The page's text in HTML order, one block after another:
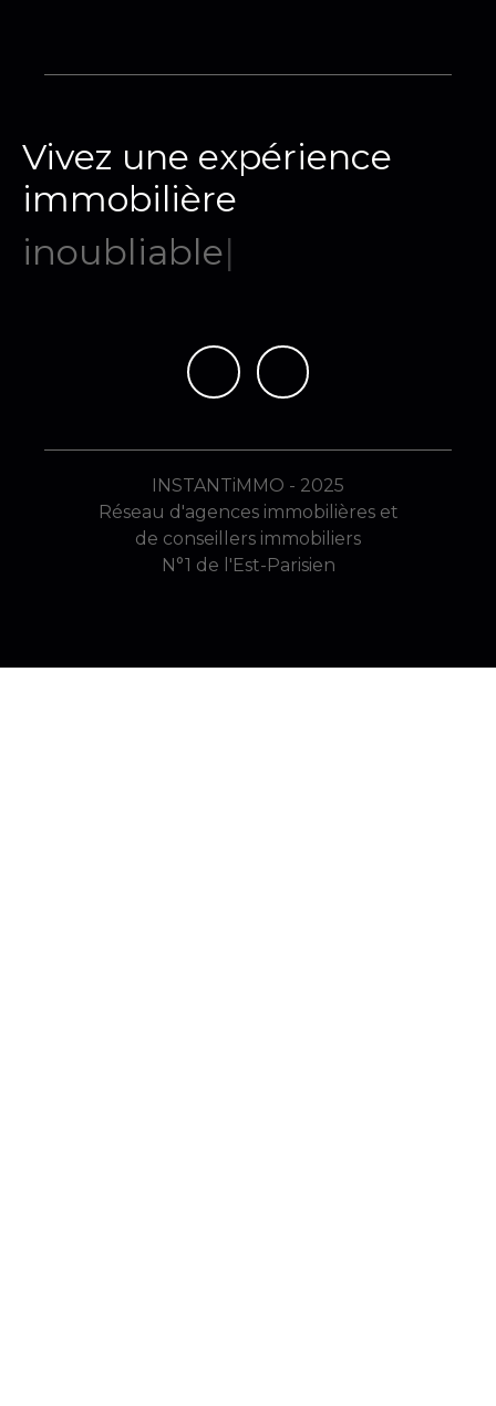
Vivez une expérience
immobilière
mém|
INSTANTiMMO - 2025
Réseau d'agences immobilières et
de conseillers immobiliers
N°1 de l'Est-Parisien